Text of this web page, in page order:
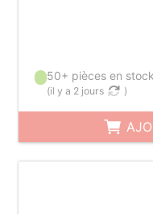
50+ pièces en stock
(il y a 2 jours )